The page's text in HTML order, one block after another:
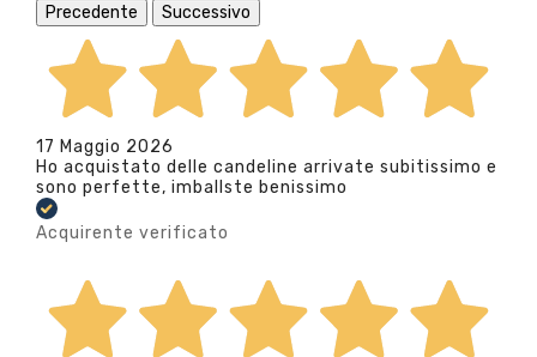
Precedente
Successivo
17 Maggio 2026
Ho acquistato delle candeline arrivate subitissimo e
sono perfette, imballste benissimo
Acquirente verificato